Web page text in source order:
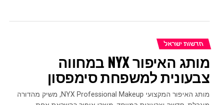
חדשות ישראל
מותג האיפור NYX במחווה
צבעונית למשפחת סימפסון
מותג האיפור המקצועי NYX Professional Makeup, משיק מהדורה